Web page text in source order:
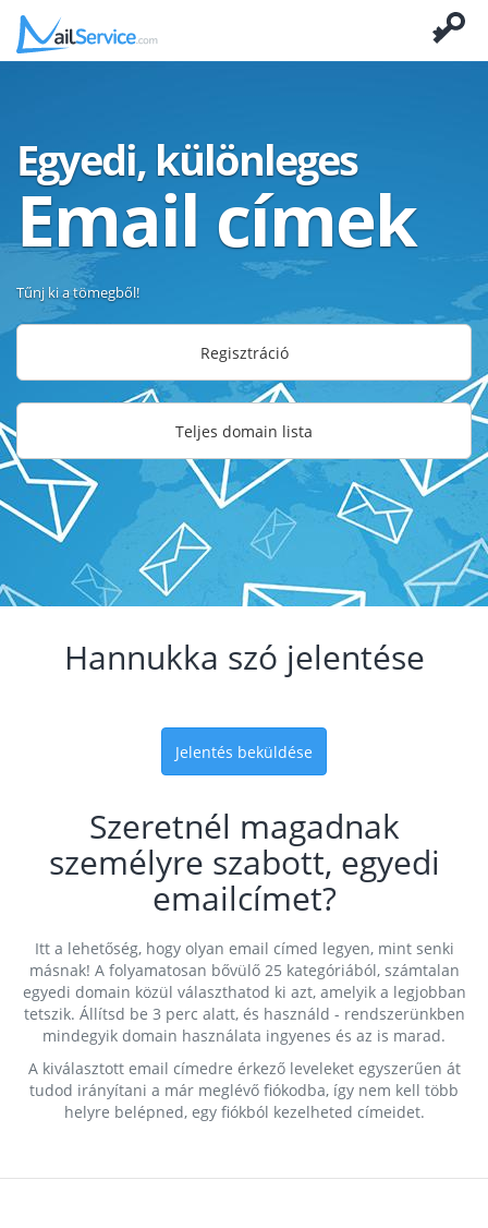
Egyedi, különleges
Email címek
Tűnj ki a tömegből!
Regisztráció
Teljes domain lista
Hannukka szó jelentése
Jelentés beküldése
Szeretnél magadnak
személyre szabott, egyedi
emailcímet?
Itt a lehetőség, hogy olyan email címed legyen, mint senki
másnak! A folyamatosan bővülő 25 kategóriából, számtalan
egyedi domain közül választhatod ki azt, amelyik a legjobban
tetszik. Állítsd be 3 perc alatt, és használd - rendszerünkben
mindegyik domain használata ingyenes és az is marad.
A kiválasztott email címedre érkező leveleket egyszerűen át
tudod irányítani a már meglévő fiókodba, így nem kell több
helyre belépned, egy fiókból kezelheted címeidet.